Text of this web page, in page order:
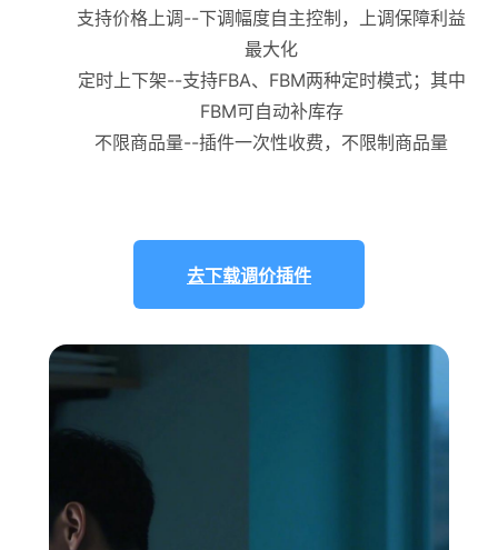
支持价格上调--下调幅度自主控制，上调保障利益
最大化
定时上下架--支持FBA、FBM两种定时模式；其中
FBM可自动补库存
不限商品量--插件一次性收费，不限制商品量
去下载调价插件